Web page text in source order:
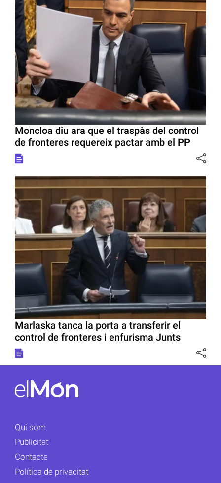
Moncloa diu ara que el traspàs del control
de fronteres requereix pactar amb el PP
Marlaska tanca la porta a transferir el
control de fronteres i enfurisma Junts
Qui som
Publicitat
Contacte
Política de privacitat